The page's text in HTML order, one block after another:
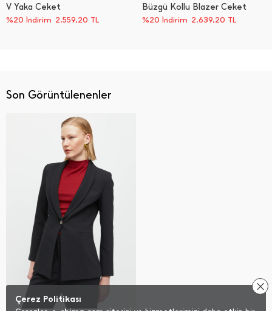
V Yaka Ceket
%20 İndirim 2.559,20 TL
Büzgü Kollu Blazer Ceket
%20 İndirim 2.639,20 TL
Son Görüntülenenler
Çerez Politikası